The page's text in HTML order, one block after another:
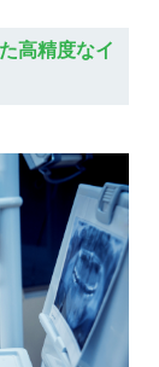
高精度なイ